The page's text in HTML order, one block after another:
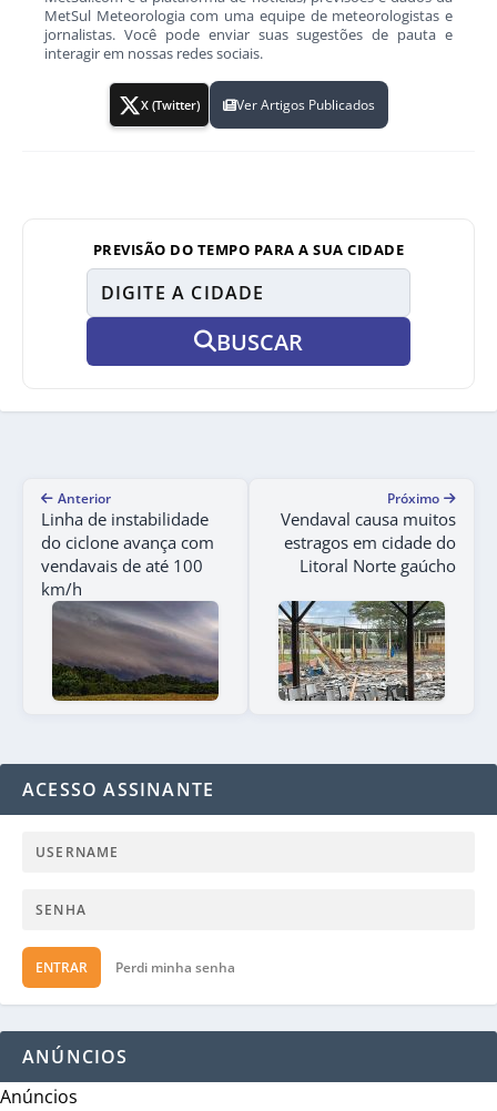
MetSul Meteorologia com uma equipe de meteorologistas e
jornalistas. Você pode enviar suas sugestões de pauta e
interagir em nossas redes sociais.
X (Twitter) Ver Artigos Publicados
PREVISÃO DO TEMPO PARA A SUA CIDADE
BUSCAR
Anterior
Linha de instabilidade
do ciclone avança com
vendavais de até 100
km/h
Próximo
Vendaval causa muitos
estragos em cidade do
Litoral Norte gaúcho
ACESSO ASSINANTE
ENTRAR Perdi minha senha
ANÚNCIOS
Anúncios